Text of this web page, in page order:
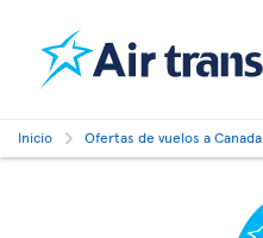
Inicio Ofertas de vuelos a Canada